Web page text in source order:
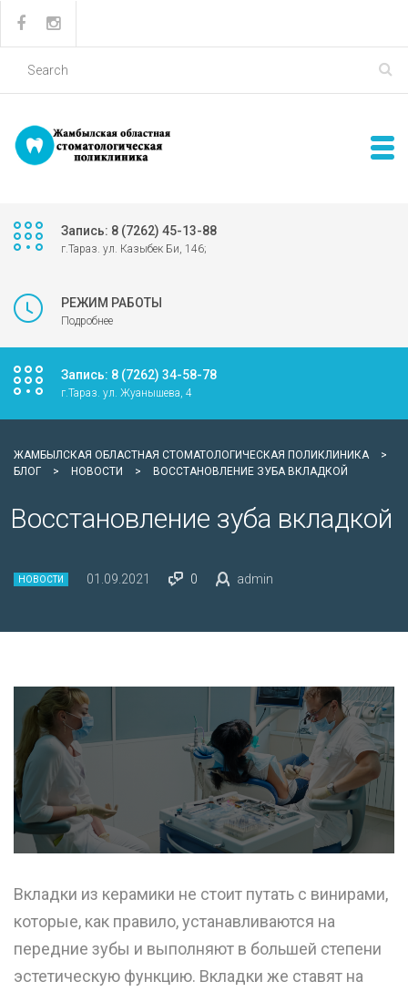
Запись: 8 (7262) 45-13-88
г.Тараз. ул. Казыбек Би, 146;
РЕЖИМ РАБОТЫ
Подробнее
Запись: 8 (7262) 34-58-78
г.Тараз. ул. Жуанышева, 4
ЖАМБЫЛСКАЯ ОБЛАСТНАЯ СТОМАТОЛОГИЧЕСКАЯ ПОЛИКЛИНИКА
>
БЛОГ
> НОВОСТИ > ВОССТАНОВЛЕНИЕ ЗУБА ВКЛАДКОЙ
Восстановление зуба вкладкой
НОВОСТИ 01.09.2021 0 admin
Вкладки из керамики не стоит путать с винирами,
которые, как правило, устанавливаются на
передние зубы и выполняют в большей степени
эстетическую функцию. Вкладки же ставят на